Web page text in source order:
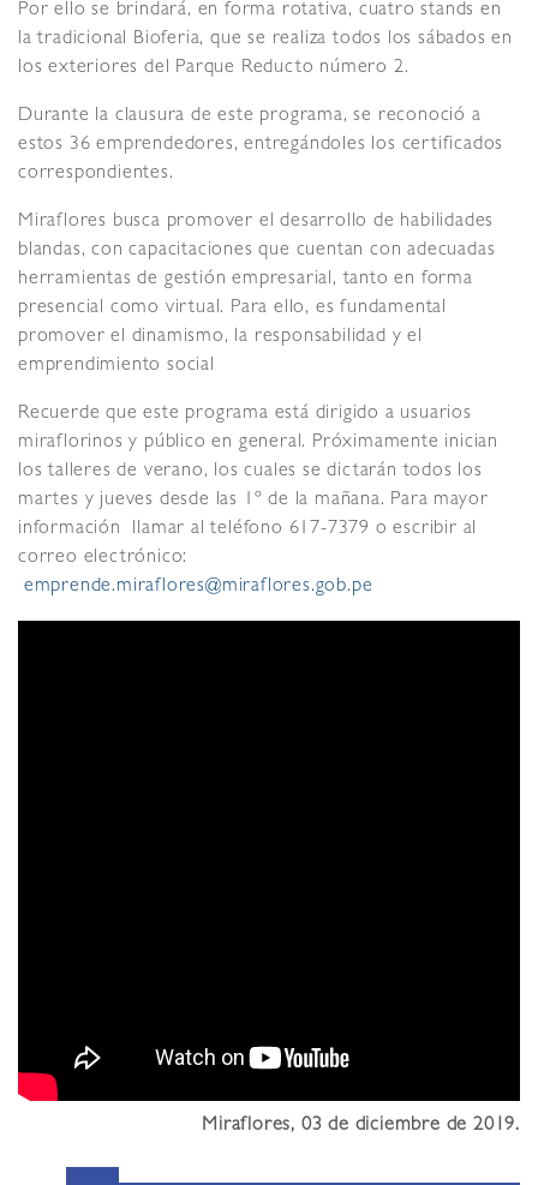
Por ello se brindará, en forma rotativa, cuatro stands en
la tradicional Bioferia, que se realiza todos los sábados en
los exteriores del Parque Reducto número 2.
Durante la clausura de este programa, se reconoció a
estos 36 emprendedores, entregándoles los certificados
correspondientes.
Miraflores busca promover el desarrollo de habilidades
blandas, con capacitaciones que cuentan con adecuadas
herramientas de gestión empresarial, tanto en forma
presencial como virtual. Para ello, es fundamental
promover el dinamismo, la responsabilidad y el
emprendimiento social
Recuerde que este programa está dirigido a usuarios
miraflorinos y público en general. Próximamente inician
los talleres de verano, los cuales se dictarán todos los
martes y jueves desde las 1º de la mañana. Para mayor
información llamar al teléfono 617-7379 o escribir al
correo electrónico:
emprende.miraflores@miraflores.gob.pe
Miraflores, 03 de diciembre de 2019.